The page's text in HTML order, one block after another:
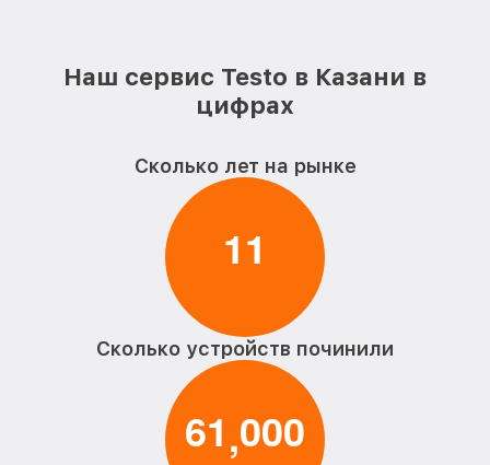
Наш сервис Testo в Казани в
цифрах
Сколько лет на рынке
11
Сколько устройств починили
61,000